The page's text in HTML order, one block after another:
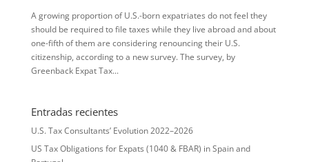
A growing proportion of U.S.-born expatriates do not feel they
should be required to file taxes while they live abroad and about
one-fifth of them are considering renouncing their U.S.
citizenship, according to a new survey. The survey, by
Greenback Expat Tax...
Entradas recientes
U.S. Tax Consultants’ Evolution 2022–2026
US Tax Obligations for Expats (1040 & FBAR) in Spain and